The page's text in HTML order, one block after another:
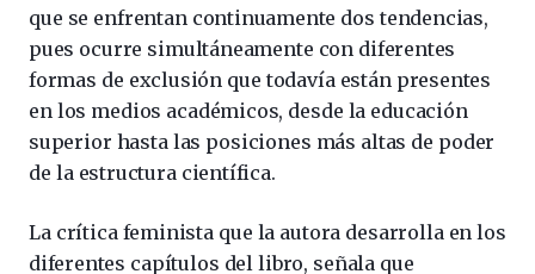
que se enfrentan continuamente dos tendencias,
pues ocurre simultáneamente con diferentes
formas de exclusión que todavía están presentes
en los medios académicos, desde la educación
superior hasta las posiciones más altas de poder
de la estructura científica.
La crítica feminista que la autora desarrolla en los
diferentes capítulos del libro, señala que